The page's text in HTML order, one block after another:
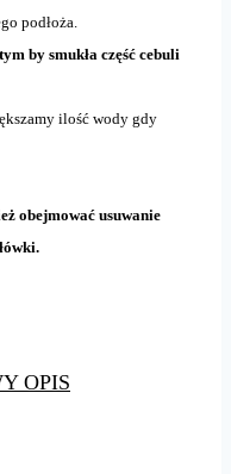
podłoża.
by smukła część cebuli
ilość wody gdy
obejmować usuwanie
OPIS